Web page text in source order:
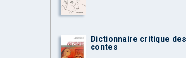
Dictionnaire critique des
contes